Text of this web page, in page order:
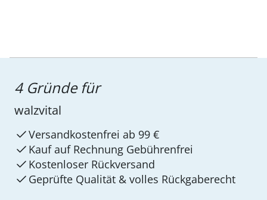
4 Gründe für
walzvital
Versandkostenfrei ab 99 €
Kauf auf Rechnung Gebührenfrei
Kostenloser Rückversand
Geprüfte Qualität & volles Rückgaberecht